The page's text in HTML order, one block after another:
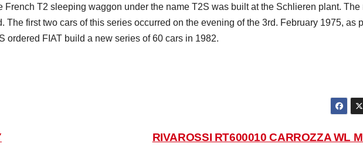
French T2 sleeping waggon under the name T2S was built at the Schlieren plant.
The first two cars of this series occurred on the evening of the 3rd. February 1975, as
ordered FIAT build a new series of 60 cars in 1982.
RIVAROSSI RT600010 CARROZZA WL